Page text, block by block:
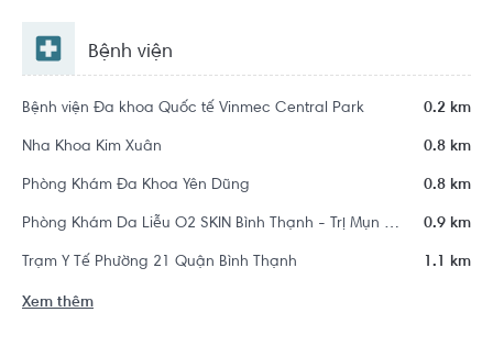
Bệnh viện
Bệnh viện Đa khoa Quốc tế Vinmec Central Park 0.2 km
Nha Khoa Kim Xuân 0.8 km
Phòng Khám Đa Khoa Yên Dũng 0.8 km
Phòng Khám Da Liễu O2 SKIN Bình Thạnh - Trị Mụn Chuẩn Y Khoa 0.9 km
Trạm Y Tế Phường 21 Quận Bình Thạnh 1.1 km
Xem thêm